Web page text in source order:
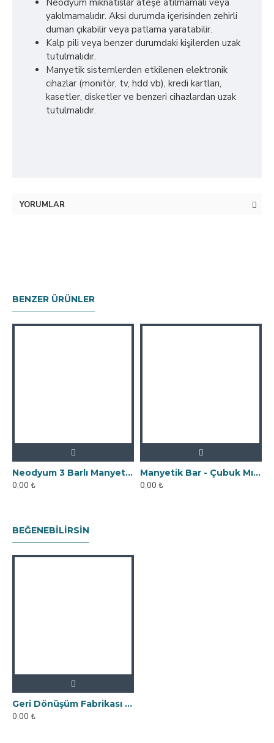
Neodyum mıknatıslar ateşe atılmamalı veya
yakılmamalıdır. Aksi durumda içerisinden zehirli
duman çıkabilir veya patlama yaratabilir.
Kalp pili veya benzer durumdaki kişilerden uzak
tutulmalıdır.
Manyetik sistemlerden etkilenen elektronik
cihazlar (monitör, tv, hdd vb), kredi kartları,
kasetler, disketler ve benzeri cihazlardan uzak
tutulmalıdır.
YORUMLAR
BENZER ÜRÜNLER
Neodyum 3 Barlı Manyetik Elek Mıknatıs Seperatör
0,00 ₺
Manyetik Bar - Çubuk Mıknatıs - 25x90 mm - 10.000 Gauss Gücü
0,00 ₺
BEĞENEBILIRSIN
Geri Dönüşüm Fabrikası İçin Kolay Temizlenebilir Neodyum Elek Mıknatıs
0,00 ₺